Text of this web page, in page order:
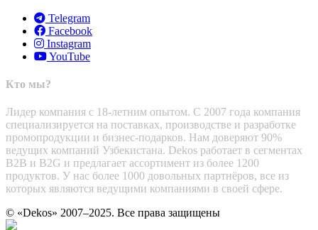
Telegram
Facebook
Instagram
YouTube
Кто мы?
Лидер компания с 18-летним опытом. С 2007 года компания
специализируется на поставках, производстве и разработке
промопродукции и бизнес-подарков. Нам доверяют 90%
ведущих компаний Узбекистана. Dekos работает в сегментах
B2B и B2G и предлагает ассортимент из более 1200
продуктов. У нас более 1000 довольных партнёров, все из
которых являются ведущими компаниями в своей сфере.
© «Dekos» 2007–2025. Все права защищены